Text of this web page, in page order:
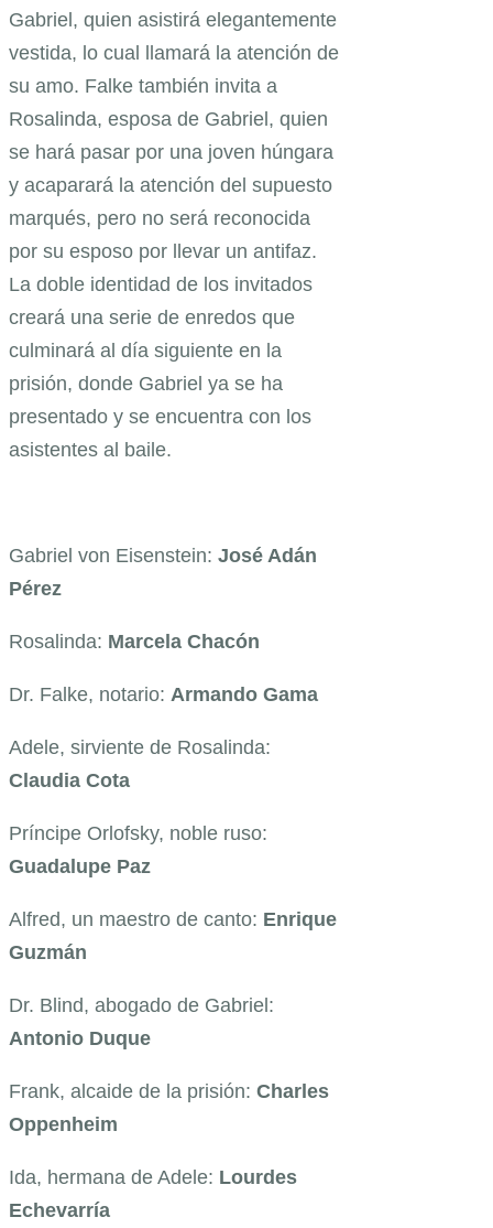
Gabriel, quien asistirá elegantemente
vestida, lo cual llamará la atención de
su amo. Falke también invita a
Rosalinda, esposa de Gabriel, quien
se hará pasar por una joven húngara
y acaparará la atención del supuesto
marqués, pero no será reconocida
por su esposo por llevar un antifaz.
La doble identidad de los invitados
creará una serie de enredos que
culminará al día siguiente en la
prisión, donde Gabriel ya se ha
presentado y se encuentra con los
asistentes al baile.
Gabriel von Eisenstein: José Adán
Pérez
Rosalinda: Marcela Chacón
Dr. Falke, notario: Armando Gama
Adele, sirviente de Rosalinda:
Claudia Cota
Príncipe Orlofsky, noble ruso:
Guadalupe Paz
Alfred, un maestro de canto: Enrique
Guzmán
Dr. Blind, abogado de Gabriel:
Antonio Duque
Frank, alcaide de la prisión: Charles
Oppenheim
Ida, hermana de Adele: Lourdes
Echevarría